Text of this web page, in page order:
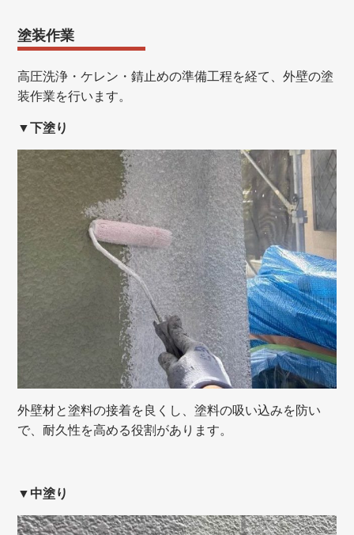
塗装作業
高圧洗浄・ケレン・錆止めの準備工程を経て、外壁の塗
装作業を行います。
▼下塗り
外壁材と塗料の接着を良くし、塗料の吸い込みを防い
で、耐久性を高める役割があります。
▼中塗り